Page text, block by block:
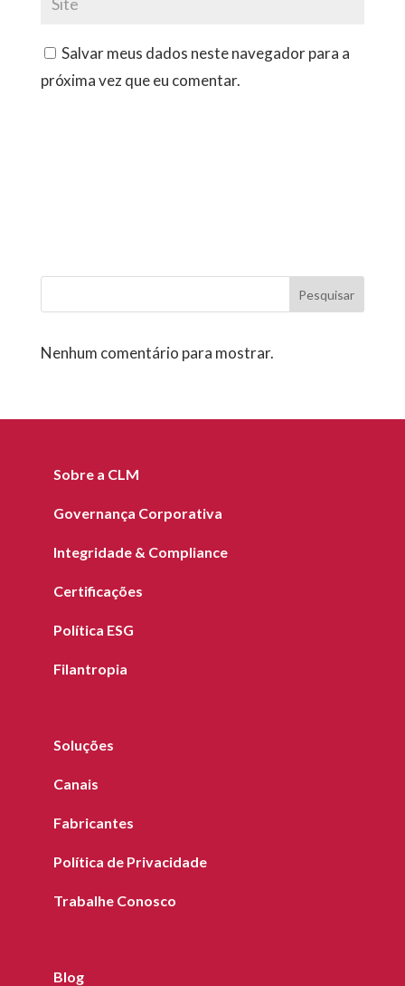
Salvar meus dados neste navegador para a
próxima vez que eu comentar.
Pesquisar
Nenhum comentário para mostrar.
Sobre a CLM
Governança Corporativa
Integridade & Compliance
Certificações
Política ESG
Filantropia
Soluções
Canais
Fabricantes
Política de Privacidade
Trabalhe Conosco
Blog